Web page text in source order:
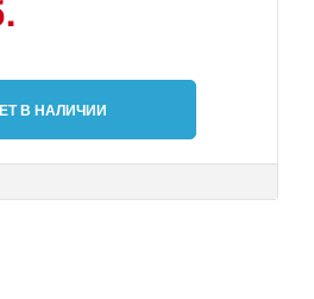
В НАЛИЧИИ